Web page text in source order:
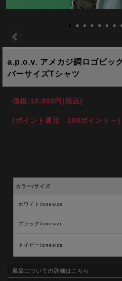
a.p.o.v. アメカジ調ロゴビッ
バーサイズTシャツ
価格:10,990円(税込)
[ポイント還元 109ポイント～]
カラー/サイズ
ホワイト/onesize
ブラック/onesize
ネイビー/onesize
返品についての詳細はこちら